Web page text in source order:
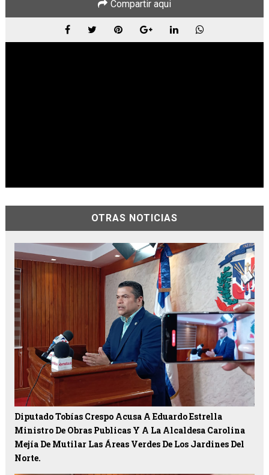
Compartir aqui
OTRAS NOTICIAS
Diputado Tobías Crespo Acusa A Eduardo Estrella
Ministro De Obras Publicas Y A La Alcaldesa Carolina
Mejía De Mutilar Las Áreas Verdes De Los Jardines Del
Norte.